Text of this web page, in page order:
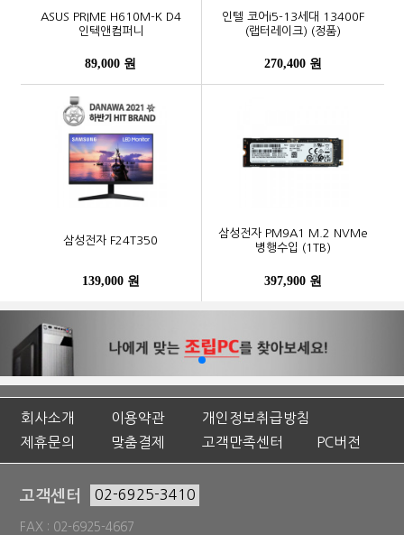
ASUS PRIME H610M-K D4
인텍앤컴퍼니
89,000 원
인텔 코어i5-13세대 13400F
(랩터레이크) (정품)
270,400 원
삼성전자 F24T350
139,000 원
삼성전자 PM9A1 M.2 NVMe
병행수입 (1TB)
397,900 원
회사소개 이용약관
개인정보취급방침
제휴문의
맞춤결제 고객만족센터 PC버전
고객센터 02-6925-3410
FAX : 02-6925-4667